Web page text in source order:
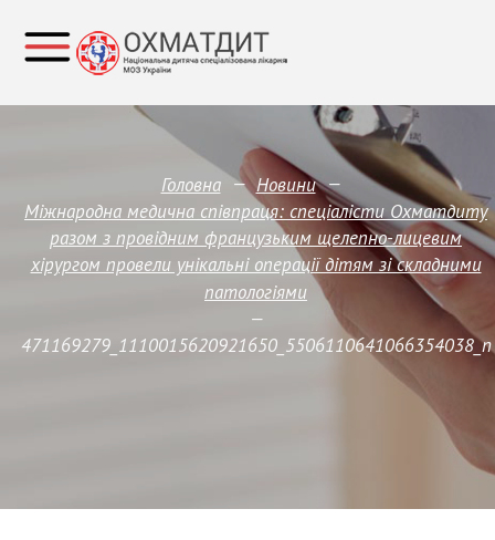
Головна — Новини —
Міжнародна медична співпраця: спеціалісти Охматдиту
разом з провідним французьким щелепно-лицевим
хірургом провели унікальні операції дітям зі складними
патологіями
—
471169279_1110015620921650_5506110641066354038_n